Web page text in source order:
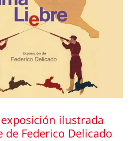
ilustrada
de Federico Delicado